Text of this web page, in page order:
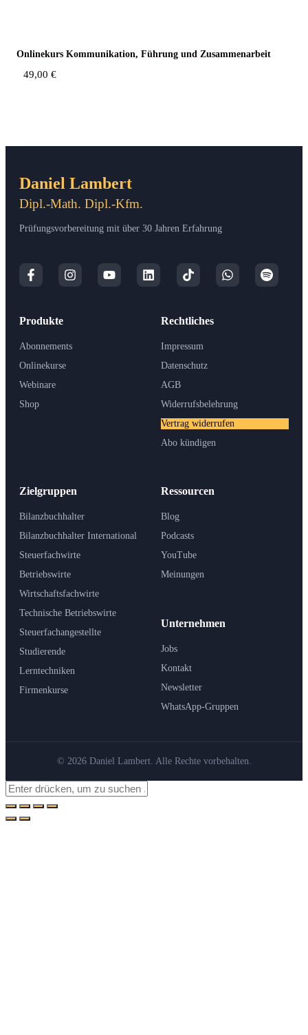
Online­kurs Kom­mu­ni­ka­ti­on, Füh­rung und Zusammenarbeit
49,00 €
Daniel Lambert
Dipl.-Math. Dipl.-Kfm.
Prüfungsvorbereitung mit über 30 Jahren Erfahrung
Produkte
Abonnements
Onlinekurse
Webinare
Shop
Zielgruppen
Bilanzbuchhalter
Bilanzbuchhalter International
Steuerfachwirte
Betriebswirte
Wirtschaftsfachwirte
Technische Betriebswirte
Steuerfachangestellte
Studierende
Lerntechniken
Firmenkurse
Ressourcen
Blog
Podcasts
YouTube
Meinungen
Unternehmen
Jobs
Kontakt
Newsletter
WhatsApp-Gruppen
Rechtliches
Impressum
Datenschutz
AGB
Widerrufsbelehrung
Vertrag widerrufen
Abo kündigen
© 2026 Daniel Lambert. Alle Rechte vorbehalten.